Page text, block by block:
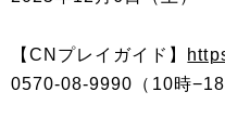
【CNプレイガイド】
0570-08-9990（10時−18